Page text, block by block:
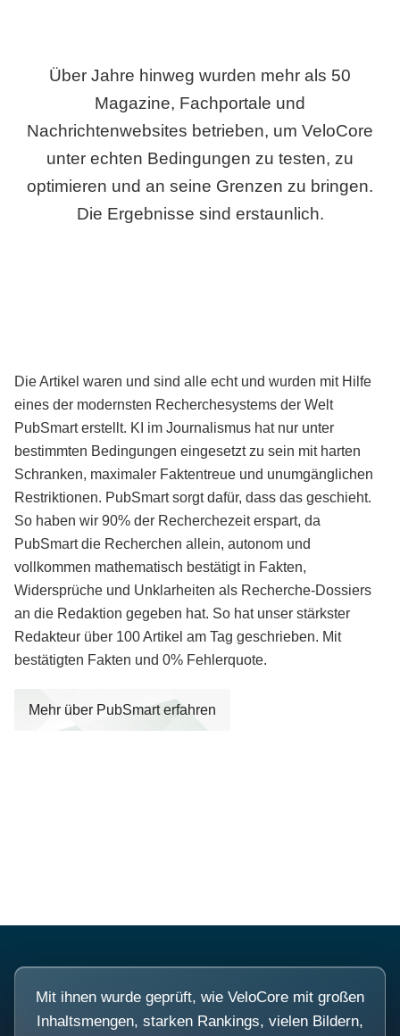
Über Jahre hinweg wurden mehr als 50
Magazine, Fachportale und
Nachrichtenwebsites betrieben, um VeloCore
unter echten Bedingungen zu testen, zu
optimieren und an seine Grenzen zu bringen.
Die Ergebnisse sind erstaunlich.
Die Artikel waren und sind alle echt und wurden mit Hilfe
eines der modernsten Recherchesystems der Welt
PubSmart erstellt. KI im Journalismus hat nur unter
bestimmten Bedingungen eingesetzt zu sein mit harten
Schranken, maximaler Faktentreue und unumgänglichen
Restriktionen. PubSmart sorgt dafür, dass das geschieht.
So haben wir 90% der Recherchezeit erspart, da
PubSmart die Recherchen allein, autonom und
vollkommen mathematisch bestätigt in Fakten,
Widersprüche und Unklarheiten als Recherche-Dossiers
an die Redaktion gegeben hat. So hat unser stärkster
Redakteur über 100 Artikel am Tag geschrieben. Mit
bestätigten Fakten und 0% Fehlerquote.
Mehr über PubSmart erfahren
Mit ihnen wurde geprüft, wie VeloCore mit großen
Inhaltsmengen, starken Rankings, vielen Bildern,